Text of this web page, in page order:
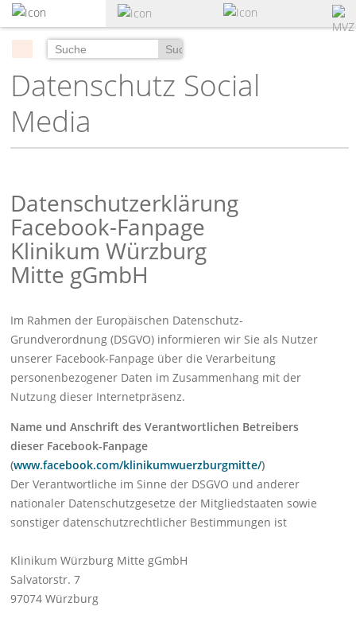
zum
Hauptinhalt
Suchen
Datenschutz Social
Media
Datenschutzerklärung
Facebook-Fanpage
Klinikum Würzburg
Mitte gGmbH
Im Rahmen der Europäischen Datenschutz-
Grundverordnung (DSGVO) informieren wir Sie als Nutzer
unserer Facebook-Fanpage über die Verarbeitung
personenbezogener Daten im Zusammenhang mit der
Nutzung dieser Internetpräsenz.
Name und Anschrift des Verantwortlichen Betreibers
dieser Facebook-Fanpage
(www.facebook.com/klinikumwuerzburgmitte/)
Der Verantwortliche im Sinne der DSGVO und anderer
nationaler Datenschutzgesetze der Mitgliedstaaten sowie
sonstiger datenschutzrechtlicher Bestimmungen ist
Klinikum Würzburg Mitte gGmbH
Salvatorstr. 7
97074 Würzburg